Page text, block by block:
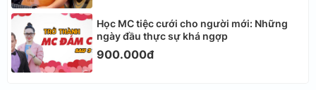
Học MC tiệc cưới cho người mới: Những
ngày đầu thực sự khá ngợp
900.000đ